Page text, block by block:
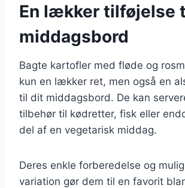
En lækker tilføjelse
middagsbord
Bagte kartofler med fløde og
kun en lækker ret, men også en
til dit middagsbord. De kan
tilbehør til kødretter, fisk eller
del af en vegetarisk middag.
Deres enkle forberedelse og
variation gør dem til en favorit